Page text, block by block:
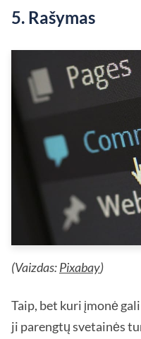
5. Rašymas
(Vaizdas:Pixabay)
Taip, bet kuri įmonė
ji parengtų svetainės